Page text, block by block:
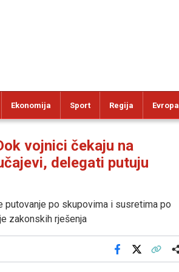
Ekonomija Sport Regija Evropa
vojnici čekaju na
delegati putuju
putovanje po skupovima i susretima po
zakonskih rješenja
Facebook